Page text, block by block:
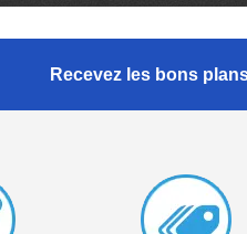
Recevez les bons